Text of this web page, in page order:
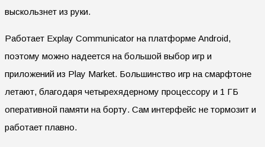
выскользнет из руки.
Работает Explay Communicator на платформе Android,
поэтому можно надеется на большой выбор игр и
приложений из Play Market. Большинство игр на смарфтоне
летают, благодаря четырехядерному процессору и 1 ГБ
оперативной памяти на борту. Сам интерфейс не тормозит и
работает плавно.